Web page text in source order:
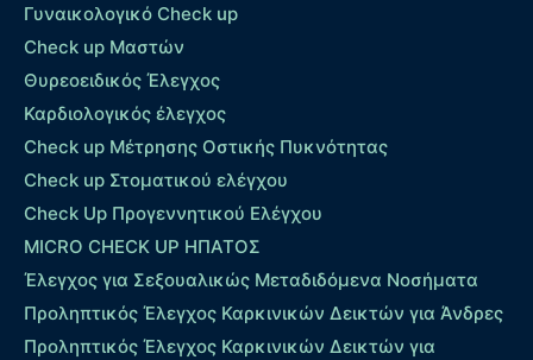
Γυναικολογικό Check up
Check up Μαστών
Θυρεοειδικός Έλεγχος
Καρδιολογικός έλεγχος
Check up Mέτρησης Οστικής Πυκνότητας
Check up Στοματικού ελέγχου
Check Up Προγεννητικού Ελέγχου
MICRO CHECK UP HΠΑΤΟΣ
Έλεγχος για Σεξουαλικώς Μεταδιδόμενα Νοσήματα
Προληπτικός Έλεγχος Καρκινικών Δεικτών για Άνδρες
Προληπτικός Έλεγχος Καρκινικών Δεικτών για